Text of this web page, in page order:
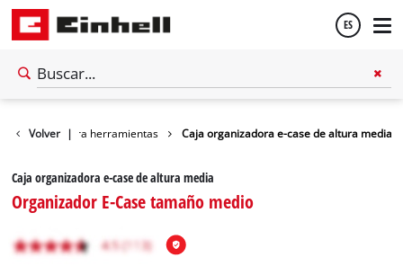
ES
Volver |
Accesorios para herramientas Caja organizadora e-case de altura media
Caja organizadora e-case de altura media
Organizador E-Case tamaño medio